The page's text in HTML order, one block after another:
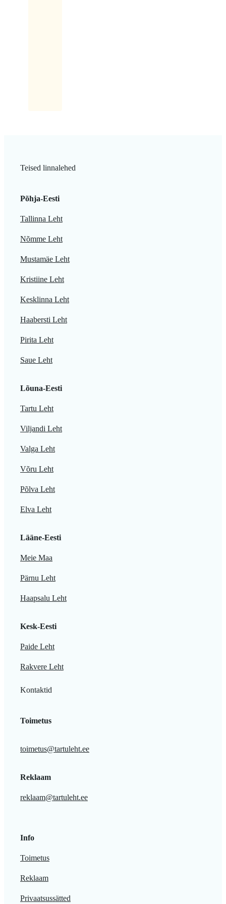
Teised linnalehed
Põhja-Eesti
Tallinna Leht
Nõmme Leht
Mustamäe Leht
Kristiine Leht
Kesklinna Leht
Haabersti Leht
Pirita Leht
Saue Leht
Lõuna-Eesti
Tartu Leht
Viljandi Leht
Valga Leht
Võru Leht
Põlva Leht
Elva Leht
Lääne-Eesti
Meie Maa
Pärnu Leht
Haapsalu Leht
Kesk-Eesti
Paide Leht
Rakvere Leht
Kontaktid
Toimetus
toimetus@tartuleht.ee
Reklaam
reklaam@tartuleht.ee
Info
Toimetus
Reklaam
Privaatsussätted